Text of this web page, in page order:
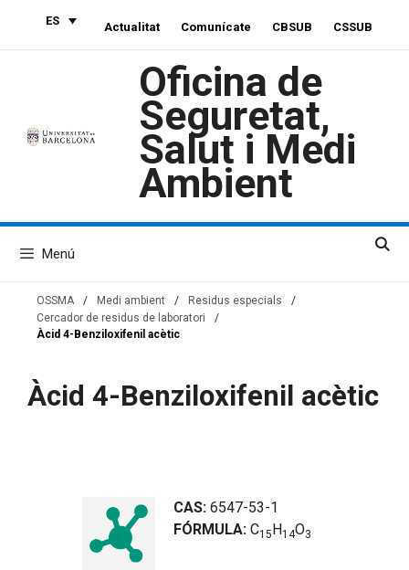
ES Actualitat Comunícate CBSUB CSSUB
Oficina de
Seguretat,
Salut i Medi
Ambient
Menú
OSSMA / Medi ambient / Residus especials
/
Cercador de residus de laboratori
/
Àcid 4-Benziloxifenil acètic
Àcid 4-Benziloxifenil acètic
CAS: 6547-53-1
FÓRMULA: C1 5 H 1 4O3